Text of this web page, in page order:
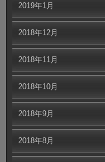
2019年1月
2018年12月
2018年11月
2018年10月
2018年9月
2018年8月